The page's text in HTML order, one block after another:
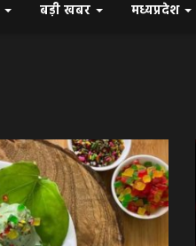
बड़ी खबर मध्यप्रदेश